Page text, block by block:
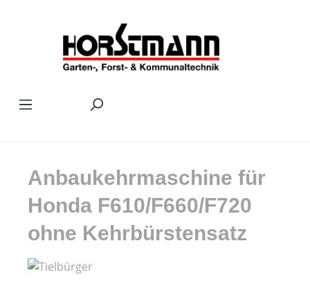
Anbaukehrmaschine für
Honda F610/F660/F720
ohne Kehrbürstensatz